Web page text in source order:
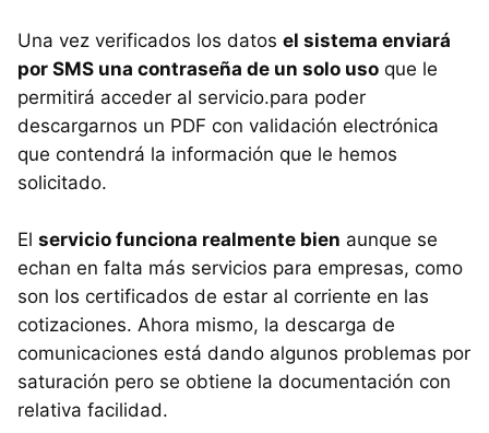
Una vez verificados los datos el sistema enviará
por SMS una contraseña de un solo uso que le
permitirá acceder al servicio.para poder
descargarnos un PDF con validación electrónica
que contendrá la información que le hemos
solicitado.
El servicio funciona realmente bien aunque se
echan en falta más servicios para empresas, como
son los certificados de estar al corriente en las
cotizaciones. Ahora mismo, la descarga de
comunicaciones está dando algunos problemas por
saturación pero se obtiene la documentación con
relativa facilidad.